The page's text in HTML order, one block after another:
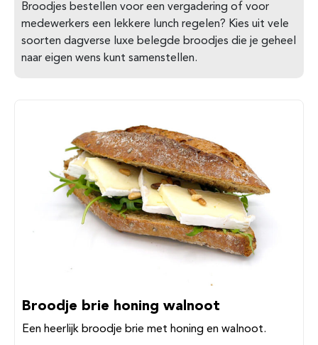
Broodjes bestellen voor een vergadering of voor
medewerkers een lekkere lunch regelen? Kies uit vele
soorten dagverse luxe belegde broodjes die je geheel
naar eigen wens kunt samenstellen.
Broodje brie honing walnoot
Een heerlijk broodje brie met honing en walnoot.